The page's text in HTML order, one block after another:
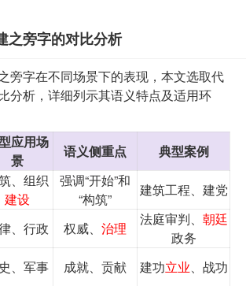
之旁字的对比分析
旁字在不同场景下的表现，本文选取代
分析，详细列示其语义特点及适用环
应用场
景
语义侧重点 典型案例
、组织
建设
强调“开始”和
“构筑”
建筑工程、建党
、行政 权威、 治理
法庭审判、 朝廷
政务
、军事 成就、贡献 建功立业、战功